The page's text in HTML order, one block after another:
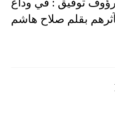
توفيق : في وداع
بقلم صلاح هاشم